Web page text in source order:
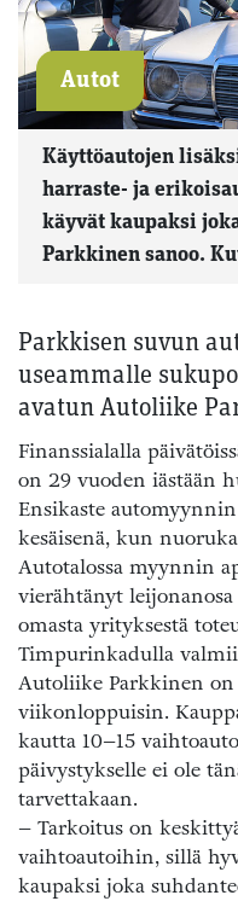
Autot
Käyttöautojen
harraste- ja
käyvät kaupaksi
Parkkinen sanoo.
Parkkisen suvun
useammalle
avatun Autoliike
Finanssialalla
on 29 vuoden iästään
Ensikaste
kesäisenä, kun
Autotalossa myynnin
vierähtänyt
omasta yrityksestä
Timpurinkadulla
Autoliike Parkkinen
viikonloppuisin.
kautta 10–15
päivystykselle ei ole
tarvettakaan.
– Tarkoitus on
vaihtoautoihin, sillä
kaupaksi joka